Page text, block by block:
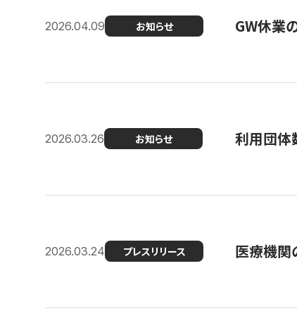
2026.04.09 お知らせ GW休業
2026.03.26 お知らせ 利用団体
2026.03.24 プレスリリース 医療機関